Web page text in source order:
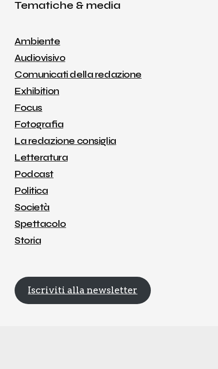
Tematiche & media
Ambiente
Audiovisivo
Comunicati della redazione
Exhibition
Focus
Fotografia
La redazione consiglia
Letteratura
Podcast
Politica
Società
Spettacolo
Storia
Iscriviti alla newsletter